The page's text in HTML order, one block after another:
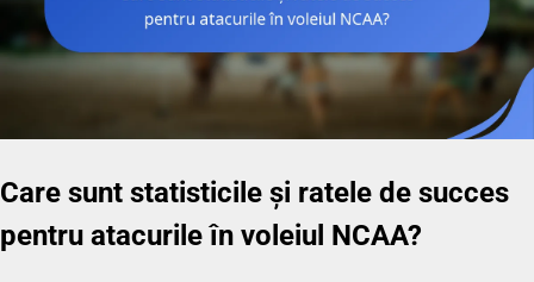
Care sunt statisticile și ratele de succes
pentru atacurile în voleiul NCAA?